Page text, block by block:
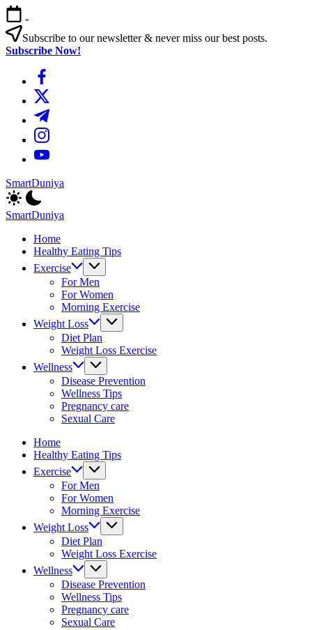
এড়িয়ে
লেখায়
যান
-
Subscribe to our newsletter & never miss our best posts.
Subscribe Now!
https://www.facebook.com/
https://twitter.com/
https://t.me/
https://www.instagram.com/
https://youtube.com/
SmartDuniya
Be
Smart
&
Happy
Life
with
health
SmartDuniya
Smart
Happy
fitness
Home
Healthy Eating Tips
Exercise
For Men
For Women
Morning Exercise
Weight Loss
Diet Plan
Weight Loss Exercise
Wellness
Disease Prevention
Wellness Tips
Pregnancy care
Sexual Care
Home
Healthy Eating Tips
Exercise
For Men
For Women
Morning Exercise
Weight Loss
Diet Plan
Weight Loss Exercise
Wellness
Disease Prevention
Wellness Tips
Pregnancy care
Sexual Care